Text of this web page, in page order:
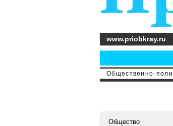
Общественно-
www.priobkray.ru
Общество